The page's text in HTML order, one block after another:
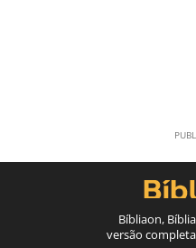
Bíbliaon,
versão